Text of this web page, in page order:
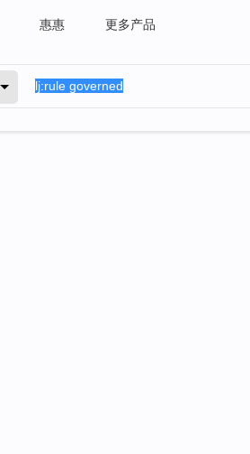
惠惠 更多产品